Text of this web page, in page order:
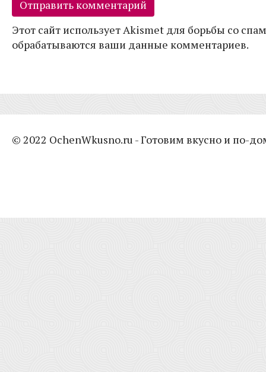
Этот сайт использует Akismet для борьбы со
обрабатываются ваши данные комментариев.
© 2022 OchenWkusno.ru - Готовим вкусно и по-